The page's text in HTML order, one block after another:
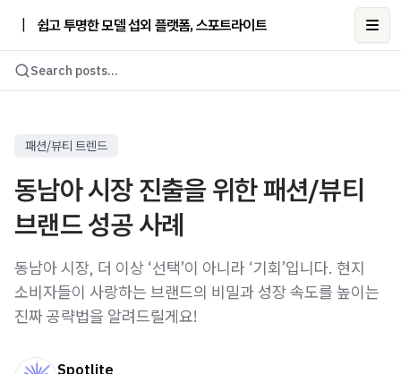
쉽고 투명한 모델 섭외 플랫폼, 스포트라이트
Search posts...
패션/뷰티 트렌드
동남아 시장 진출을 위한 패션/뷰티
브랜드 성공 사례
동남아 시장, 더 이상 ‘선택’이 아니라 ‘기회’입니다. 현지
소비자들이 사랑하는 브랜드의 비밀과 성장 속도를 높이는
진짜 공략법을 알려드릴게요!
Spotlite